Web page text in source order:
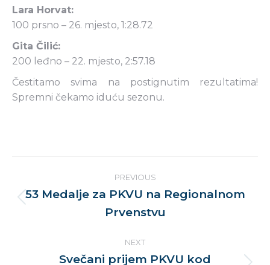
Lara Horvat:
100 prsno – 26. mjesto, 1:28.72
Gita Čilić:
200 leđno – 22. mjesto, 2:57.18
Čestitamo svima na postignutim rezultatima!
Spremni čekamo iduću sezonu.
navigation
PREVIOUS
post:
53 Medalje za PKVU na Regionalnom
Prvenstvu
NEXT
Svečani prijem PKVU kod